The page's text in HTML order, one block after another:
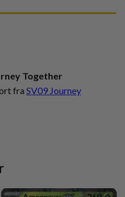
Together
fra SV09 Journey